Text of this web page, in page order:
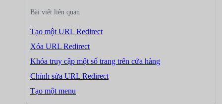
Bài viết liên quan
Tạo một URL Redirect
Xóa URL Redirect
Khóa truy cập một số trang trên cửa hàng
Chỉnh sửa URL Redirect
Tạo một menu